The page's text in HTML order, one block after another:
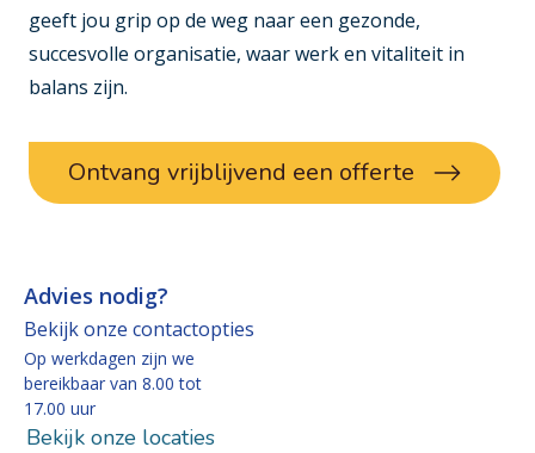
geeft jou grip op de weg naar een gezonde,
succesvolle organisatie, waar werk en vitaliteit in
balans zijn.
Ontvang vrijblijvend een offerte
Advies nodig?
Bekijk onze contactopties
Op werkdagen zijn we
bereikbaar van 8.00 tot
17.00 uur
Bekijk onze locaties